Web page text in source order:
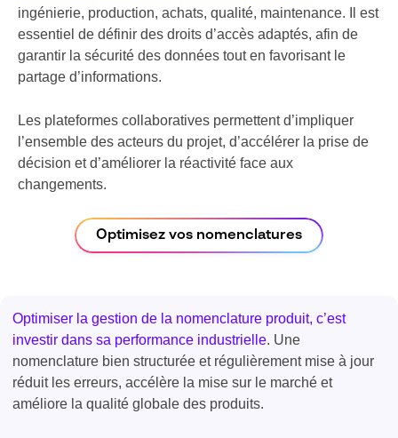
ingénierie, production, achats, qualité, maintenance. Il est
essentiel de définir des droits d’accès adaptés, afin de
garantir la sécurité des données tout en favorisant le
partage d’informations.
Les plateformes collaboratives permettent d’impliquer
l’ensemble des acteurs du projet, d’accélérer la prise de
décision et d’améliorer la réactivité face aux
changements.
Optimisez vos nomenclatures
Optimiser la gestion de la nomenclature produit, c’est
investir dans sa performance industrielle. Une
nomenclature bien structurée et régulièrement mise à jour
réduit les erreurs, accélère la mise sur le marché et
améliore la qualité globale des produits.